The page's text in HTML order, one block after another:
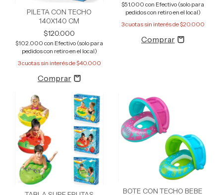
PILETA CON TECHO
140X140 CM
$120.000
$102.000 con Efectivo (solo para
pedidos con retiro en el local)
3cuotas sin interés de$40.000
$51.000 con Efectivo (solo para
pedidos con retiro en el local)
3cuotas sin interés de$20.000
BOTE CON TECHO BEBE